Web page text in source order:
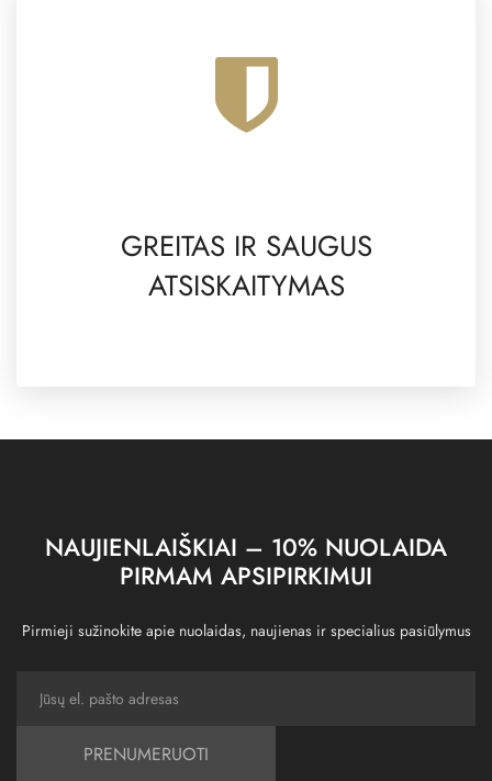
GREITAS IR SAUGUS
ATSISKAITYMAS
NAUJIENLAIŠKIAI – 10% NUOLAIDA
PIRMAM APSIPIRKIMUI
Pirmieji sužinokite apie nuolaidas, naujienas ir specialius pasiūlymus
PRENUMERUOTI